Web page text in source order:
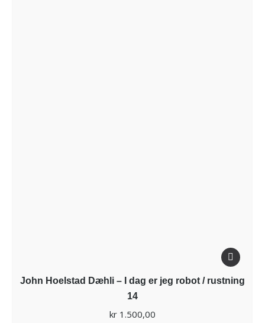
John Hoelstad Dæhli – I dag er jeg robot / rustning
14
kr1.500,00